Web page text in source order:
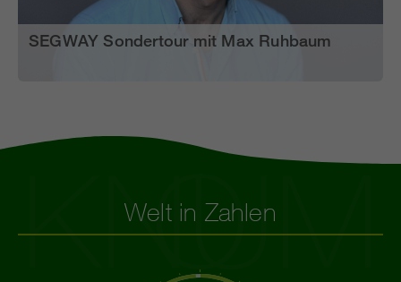
SEGWAY Sondertour mit Max Ruhbaum
KNUMO
Welt in Zahlen